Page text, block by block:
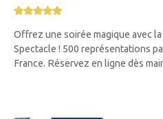
Offrez une soirée magique avec
Spectacle ! 500 représentations
France. Réservez en ligne dès